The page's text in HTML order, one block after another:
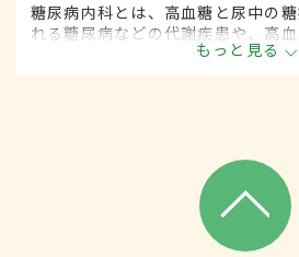
糖尿病内科とは、高血糖と尿中の
れる糖尿病などの代謝疾患や、高
生活習慣病を専門的に取り扱う内科
もっと見る